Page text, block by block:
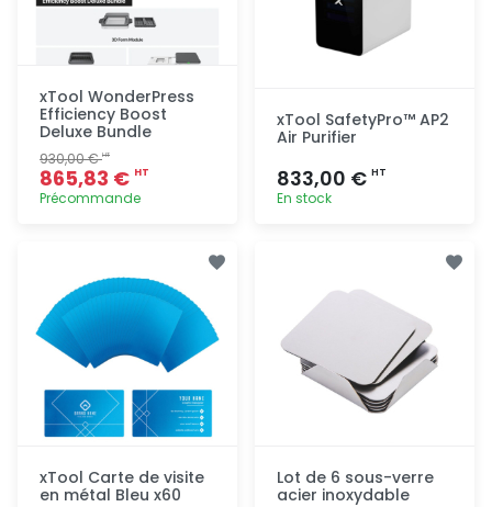
xTool WonderPress
Efficiency Boost
Deluxe Bundle
930,00 €HT
865,83 € HT
Précommande
xTool SafetyPro™ AP2
Air Purifier
833,00 € HT
En stock
xTool Carte de visite
en métal Bleu x60
Lot de 6 sous-verre
acier inoxydable